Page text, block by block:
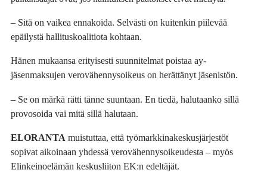
– Sitä on vaikea ennakoida. Selvästi on kuitenkin piilevää
epäilystä hallituskoalitiota kohtaan.
Hänen mukaansa erityisesti suunnitelmat poistaa ay-
jäsenmaksujen verovähennysoikeus on herättänyt jäsenistön.
– Se on märkä rätti tänne suuntaan. En tiedä, halutaanko sillä
provosoida vai mitä sillä halutaan.
ELORANTA muistuttaa, että työmarkkinakeskusjärjestöt
sopivat aikoinaan yhdessä verovähennysoikeudesta – myös
Elinkeinoelämän keskusliiton EK:n edeltäjät.